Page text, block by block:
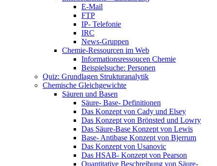
E-Mail
FTP
IP- Telefonie
IRC
News-Gruppen
Chemie-Ressourcen im Web
Informationsressoucen Chemie
Beispielsuche: Personen
Quiz: Grundlagen Strukturanalytik
Chemische Gleichgewichte
Säuren und Basen
Säure- Base- Definitionen
Das Konzept von Cady und Elsey
Das Konzept von Brönsted und Lowry
Das Säure-Base Konzept von Lewis
Base- Antibase Konzept von Bjerrum
Das Konzept von Usanovic
Das HSAB- Konzept von Pearson
Quantitative Beschreibung von Säure-